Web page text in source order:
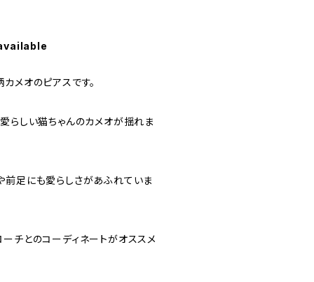
メオのピアスです。
らしい猫ちゃんのカメオが揺れま
前足にも愛らしさがあふれていま
チとのコーディネートがオススメ